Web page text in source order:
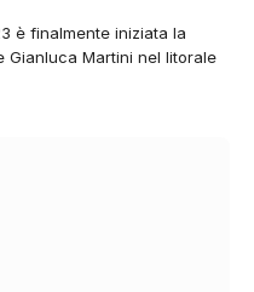
è finalmente iniziata la
Gianluca Martini nel litorale